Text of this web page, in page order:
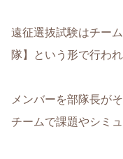
遠征選抜試験はチー
隊】という形で行われ
メンバーを部隊長が
チームで課題やシミ